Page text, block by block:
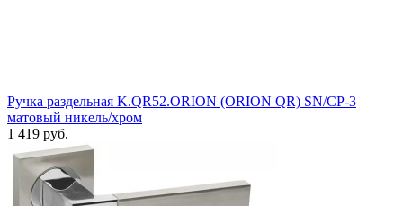
Ручка раздельная K.QR52.ORION (ORION QR) SN/CP-3
матовый никель/хром
1 419 руб.